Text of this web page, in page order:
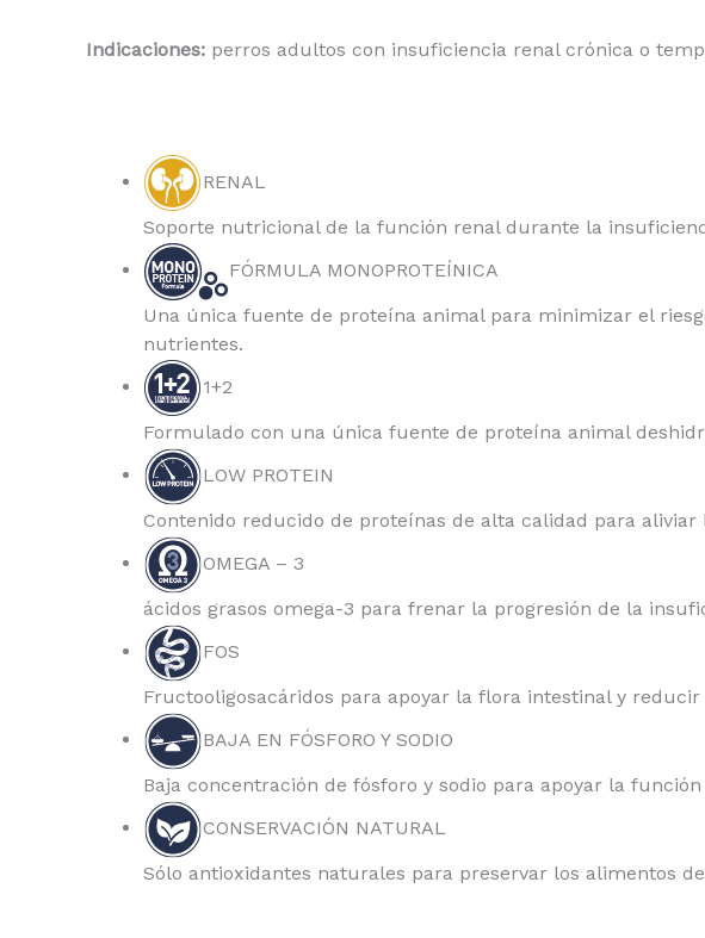
Indicaciones: perros adultos con insuficiencia renal crónica o
RENAL
Soporte nutricional de la función renal durante la
FÓRMULA MONOPROTEÍNICA
Una única fuente de proteína animal para minimizar el
nutrientes.
1+2
Formulado con una única fuente de proteína animal
LOW PROTEIN
Contenido reducido de proteínas de alta calidad para aliviar
OMEGA – 3
ácidos grasos omega-3 para frenar la progresión de la
FOS
Fructooligosacáridos para apoyar la flora intestinal y reducir
BAJA EN FÓSFORO Y SODIO
Baja concentración de fósforo y sodio para apoyar la
CONSERVACIÓN NATURAL
Sólo antioxidantes naturales para preservar los alimentos